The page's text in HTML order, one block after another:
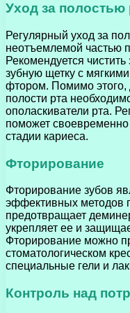
Уход за полостью
Регулярный уход за
неотъемлемой частью
Рекомендуется
зубную щетку с
фтором. Помимо этого,
полости рта
ополаскиватели рта.
поможет
стадии кариеса.
Фторирование
Фторирование зубов
эффективных методов
предотвращает
укрепляет ее и
Фторирование можно
стоматологическом
специальные гели и
Контроль над